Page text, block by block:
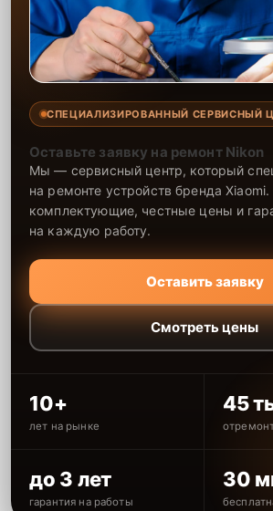
СПЕЦИАЛИЗИРОВАННЫЙ СЕРВИСНЫЙ
Оставьте заявку на ремонт Nikon
Мы — сервисный центр, который
на ремонте устройств бренда
комплектующие, честные цены и
на каждую работу.
Оставить заявку
Смотреть цены
10+
лет на рынке
45
до 3 лет
гарантия на работы
30